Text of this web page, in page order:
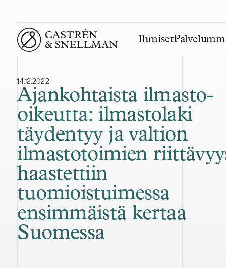
Front page
Ihmiset
14.12.2022
Ajankohtaista ilmasto-
oikeutta: ilmastolaki
täydentyy ja valtion
ilmastotoimien
haastettiin
tuomioistuimessa
ensimmäistä kertaa
Suomessa